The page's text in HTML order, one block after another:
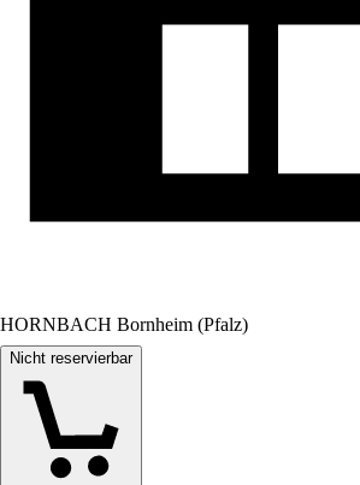
HORNBACH Bornheim (Pfalz)
Nicht reservierbar